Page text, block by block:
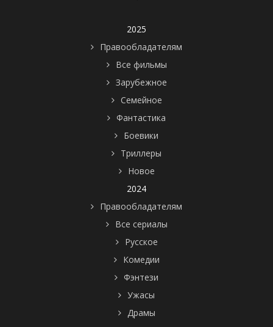
2025
Правообладателям
Все фильмы
Зарубежное
Семейное
Фантастика
Боевики
Триллеры
Новое
2024
Правообладателям
Все сериалы
Русское
Комедии
Фэнтези
Ужасы
Драмы